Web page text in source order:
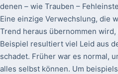
denen – wie Trauben –
Eine einzige Verwechslung, die
Trend heraus übernommen
Beispiel resultiert viel Leid aus
schadet. Früher war es normal,
alles selbst können. Um